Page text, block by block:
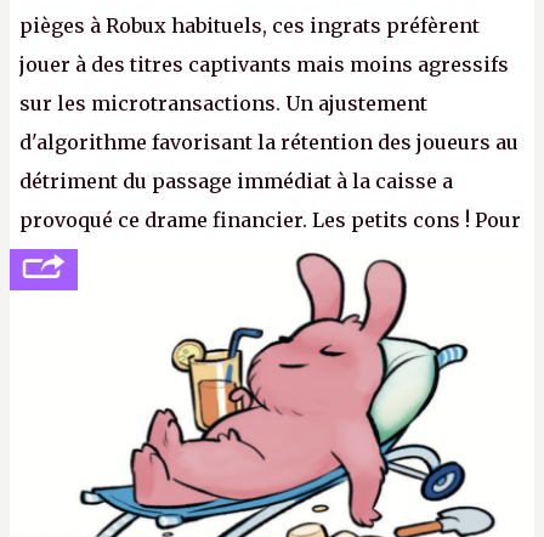
pièges à Robux habituels, ces ingrats préfèrent
jouer à des titres captivants mais moins agressifs
sur les microtransactions. Un ajustement
d'algorithme favorisant la rétention des joueurs au
détriment du passage immédiat à la caisse a
provoqué ce drame financier. Les petits cons ! Pour
se consoler, le PDG David Baszucki peut compter
sur le déblocage du jeu en Russie et l'explosion des
joueurs majeurs (+32 %). L'avenir appartient donc
aux adultes, qui ne sont jamais que des enfants
avec du pouvoir d'achat.P.